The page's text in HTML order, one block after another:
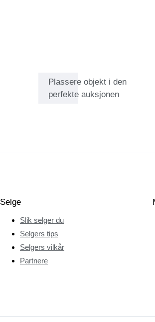
Plassere objekt i den
perfekte auksjonen
Selge
Slik selger du
Selgers tips
Selgers vilkår
Partnere